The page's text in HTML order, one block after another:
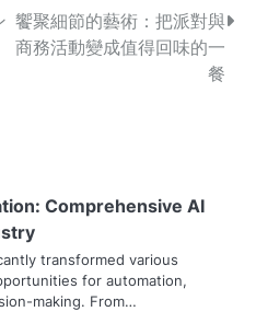
饗聚細節的藝術：把派對與
商務活動變成值得回味的一
餐
Comprehensive AI
transformed various
for automation,
making. From…